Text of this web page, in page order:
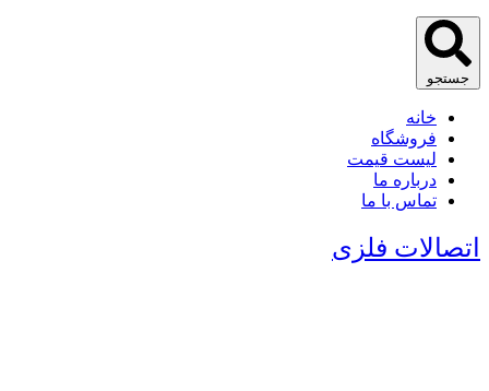
جستجو
خانه
فروشگاه
لیست قیمت
درباره ما
تماس با ما
اتصالات فلزی